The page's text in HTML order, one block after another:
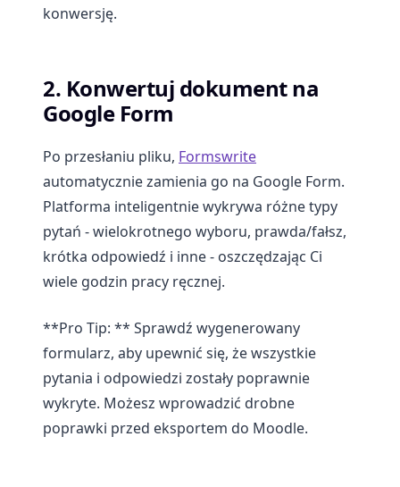
konwersję.
2. Konwertuj dokument na
Google Form
Po przesłaniu pliku, Formswrite
automatycznie zamienia go na Google Form.
Platforma inteligentnie wykrywa różne typy
pytań - wielokrotnego wyboru, prawda/fałsz,
krótka odpowiedź i inne - oszczędzając Ci
wiele godzin pracy ręcznej.
**Pro Tip: ** Sprawdź wygenerowany
formularz, aby upewnić się, że wszystkie
pytania i odpowiedzi zostały poprawnie
wykryte. Możesz wprowadzić drobne
poprawki przed eksportem do Moodle.